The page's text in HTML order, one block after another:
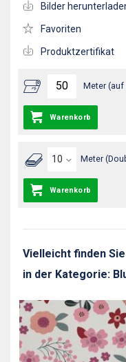
Meter (auf
Warenkorb
Meter
Warenkorb
Bilder
Favoriten
Produktzertifikat
Vielleicht finden
in der Kategorie: